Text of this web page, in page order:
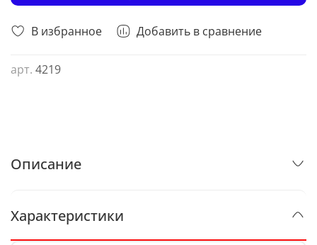
В избранное Добавить в сравнение
арт. 4219
Описание
Характеристики